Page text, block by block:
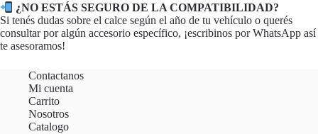
¿NO ESTÁS SEGURO DE LA COMPATIBILIDAD?
Si tenés dudas sobre el calce según el año de tu vehículo o querés
consultar por algún accesorio específico, ¡escribinos por WhatsApp así
te asesoramos!
Contactanos
Mi cuenta
Carrito
Nosotros
Catalogo